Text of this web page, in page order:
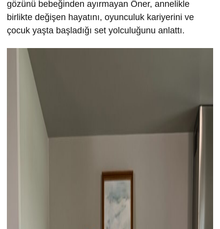
gözünü bebeğinden ayırmayan Öner, annelikle
birlikte değişen hayatını, oyunculuk kariyerini ve
çocuk yaşta başladığı set yolculuğunu anlattı.